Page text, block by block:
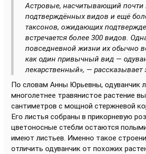
Астровые, насчитывающий почти
подтверждённых видов и ещё
таксонов, ожидающих
встречается более 300 видов.
повседневной жизни их обычно
как один привычный вид —
лекарственный», — рассказывает
По словам Анны Юрьевны, одуванчик
многолетнее травянистое растение
сантиметров с мощной стержневой
Его листья собраны в прикорневую
цветоносные стебли остаются
имеют листьев. Именно такое
отличить одуванчик от похожих